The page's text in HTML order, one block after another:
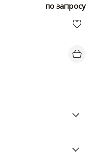
по запросу